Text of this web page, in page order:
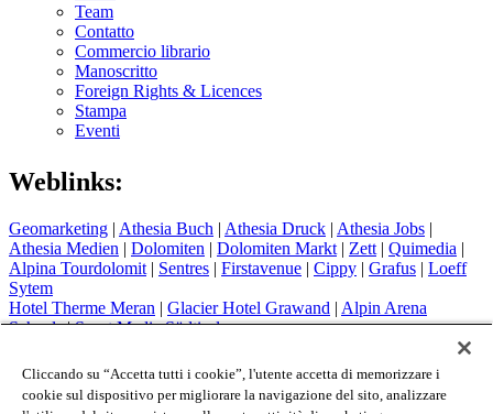
Team
Contatto
Commercio librario
Manoscritto
Foreign Rights & Licences
Stampa
Eventi
Weblinks:
Geomarketing | Athesia Buch | Athesia Druck | Athesia Jobs |
Athesia Medien | Dolomiten | Dolomiten Markt | Zett | Quimedia |
Alpina Tourdolomit | Sentres | Firstavenue | Cippy | Grafus | Loeff
Sytem
Hotel Therme Meran | Glacier Hotel Grawand | Alpin Arena
Schnals|Sport Media Südtirol
Colophon
Privacy Policy
Cliccando su “Accetta tutti i cookie”, l'utente accetta di memorizzare i
cookie sul dispositivo per migliorare la navigazione del sito, analizzare